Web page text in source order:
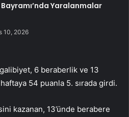
Yaralanmalar
10, 2026
galibiyet, 6 beraberlik ve 13
54 puanla 5. sırada girdi.
kazanan, 13’ünde berabere